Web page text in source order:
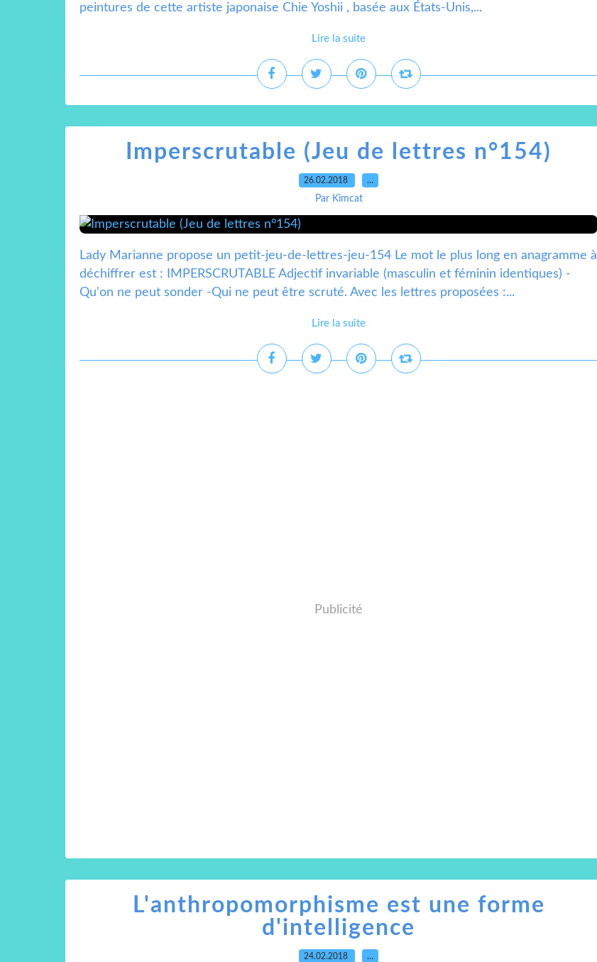
peintures de cette artiste japonaise Chie Yoshii , basée aux États-Unis,...
Lire la suite
Imperscrutable (Jeu de lettres n°154)
26.02.2018 …
Par Kimcat
Lady Marianne propose un petit-jeu-de-lettres-jeu-154 Le mot le plus long en anagramme à
déchiffrer est : IMPERSCRUTABLE Adjectif invariable (masculin et féminin identiques) -
Qu'on ne peut sonder -Qui ne peut être scruté. Avec les lettres proposées :...
Lire la suite
Publicité
L'anthropomorphisme est une forme
d'intelligence
24.02.2018 …